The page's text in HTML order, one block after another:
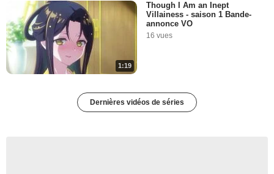
1:19
Though I Am an Inept
Villainess - saison 1 Bande-
annonce VO
16 vues
Dernières vidéos de séries